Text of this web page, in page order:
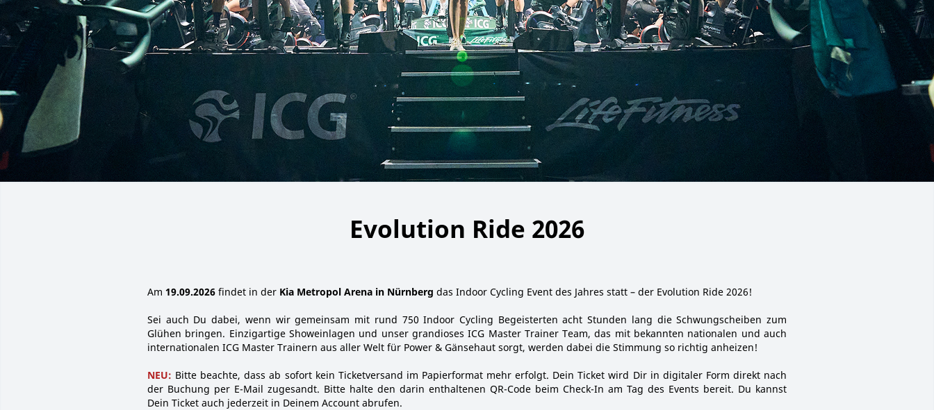
Evolution Ride 2026
Am 19.09.2026 findet in der Kia Metropol Arena in Nürnberg das Indoor Cycling Event des Jahres statt – der Evolution Ride 2026!
Sei auch Du dabei, wenn wir gemeinsam mit rund 750 Indoor Cycling Begeisterten acht Stunden lang die Schwungscheiben zum
Glühen bringen. Einzigartige Showeinlagen und unser grandioses ICG Master Trainer Team, das mit bekannten nationalen und auch
internationalen ICG Master Trainern aus aller Welt für Power & Gänsehaut sorgt, werden dabei die Stimmung so richtig anheizen!
NEU: Bitte beachte, dass ab sofort kein Ticketversand im Papierformat mehr erfolgt. Dein Ticket wird Dir in digitaler Form direkt nach
der Buchung per E-Mail zugesandt. Bitte halte den darin enthaltenen QR-Code beim Check-In am Tag des Events bereit. Du kannst
Dein Ticket auch jederzeit in Deinem Account abrufen.